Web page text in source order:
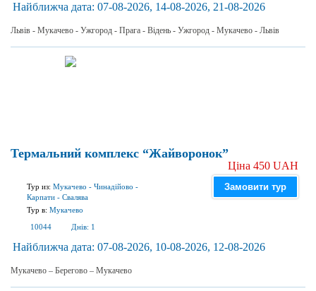
Найближча дата: 07-08-2026, 14-08-2026, 21-08-2026
Львів - Мукачево - Ужгород - Прага - Відень - Ужгород - Мукачево - Львів
Термальний комплекс “Жайворонок”
Тур из: Мукачево - Чинадійово -
Карпати - Свалява
Тур в: Мукачево
10044
Днів: 1
Ціна 450 UAH
Замовити тур
Найближча дата: 07-08-2026, 10-08-2026, 12-08-2026
Мукачево – Берегово – Мукачево